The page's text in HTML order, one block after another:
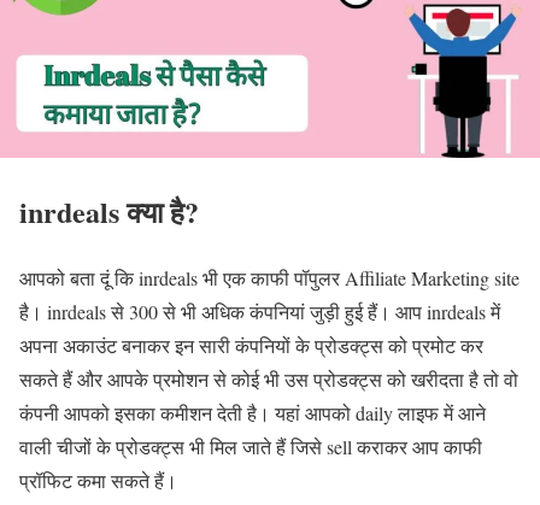
inrdeals क्या है?
आपको बता दूं कि inrdeals भी एक काफी पॉपुलर Affiliate Marketing site
है। inrdeals से 300 से भी अधिक कंपनियां जुड़ी हुई हैं। आप inrdeals में
अपना अकाउंट बनाकर इन सारी कंपनियों के प्रोडक्ट्स को प्रमोट कर
सकते हैं और आपके प्रमोशन से कोई भी उस प्रोडक्ट्स को खरीदता है तो वो
कंपनी आपको इसका कमीशन देती है। यहां आपको daily लाइफ में आने
वाली चीजों के प्रोडक्ट्स भी मिल जाते हैं जिसे sell कराकर आप काफी
प्रॉफिट कमा सकते हैं।